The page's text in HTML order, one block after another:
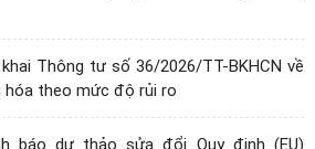
Thông tư số 36/2026/TT-BKHCN về
hóa theo mức độ rủi ro
báo dự thảo sửa đổi Quy định (EU)